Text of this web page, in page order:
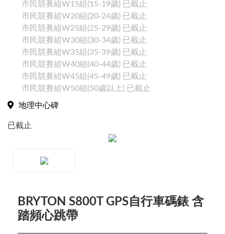
市民競賽組W15組(15-19歲) 已截止
市民競賽組W20組(20-24歲) 已截止
市民競賽組W25組(25-29歲) 已截止
市民競賽組W30組(30-34歲) 已截止
市民競賽組W35組(35-39歲) 已截止
市民競賽組W40組(40-44歲) 已截止
市民競賽組W45組(45-49歲) 已截止
市民競賽組W50組(50歲以上) 已截止
地理中心碑
已截止
BRYTON S800T GPS自行車碼錶 含
踏頻心跳帶
賽事搜尋